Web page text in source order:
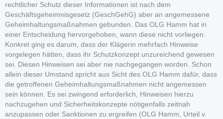
rechtlicher Schutz dieser Informationen ist nach dem
Geschäftsgeheimnisgesetz (GeschGehG) aber an angemessene
Geheimhaltungsmaßnahmen gebunden. Das OLG Hamm hat in
einer Entscheidung hervorgehoben, wann diese nicht vorliegen.
Konkret ging es darum, dass der Klägerin mehrfach Hinweise
vorgelegen hätten, dass ihr Schutzkonzept unzureichend gewesen
sei. Diesen Hinweisen sei aber nie nachgegangen worden. Schon
allein dieser Umstand spricht aus Sicht des OLG Hamm dafür, dass
die getroffenen Geheimhaltungsmaßnahmen nicht angemessen
sein können. Es sei zwingend erforderlich, Hinweisen hierzu
nachzugehen und Sicherheitskonzepte nötigenfalls zeitnah
anzupassen oder Sanktionen zu ergreifen (OLG Hamm, Urteil v.